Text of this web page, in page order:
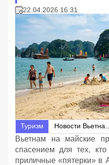
22.04.2026 16:31
Туризм
Вьетнам на майские
спасением для тех,
приличные «пятерки» в